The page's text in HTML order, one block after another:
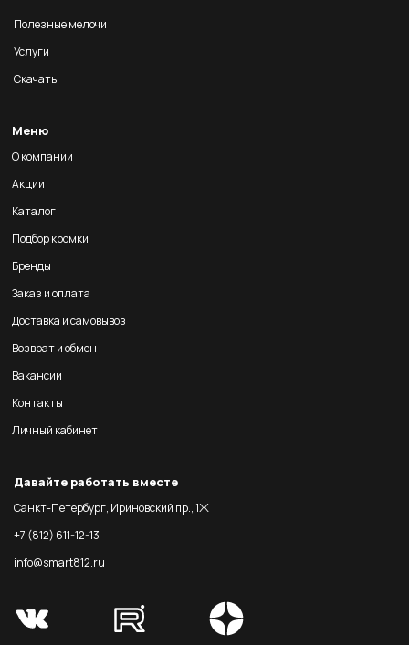
Полезные мелочи
Услуги
Скачать
Меню
О компании
Акции
Каталог
Подбор кромки
Бренды
Заказ и оплата
Доставка и самовывоз
Возврат и обмен
Вакансии
Контакты
Личный кабинет
Давайте работать вместе
Санкт-Петербург, Ириновский пр., 1Ж
+7 (812) 611-12-13
info@smart812.ru